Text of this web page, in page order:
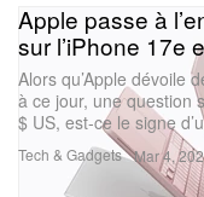
Tech & Gadgets
Apple passe à
sur l’iPhone 17e
Alors qu’Apple dévoile
à ce jour, une question
$ US, est‑ce le signe
Mar 4,